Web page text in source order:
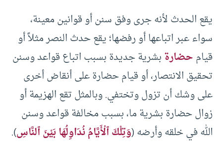
يقع الحدث لأنه جرى وفق سنن أو قوانين معينة،
سواء عبر اتباعها أو رفضها؛ يقع حدث النصر مثلاً أو
قيامحضارةبشرية جديدة بسبب اتباع قواعد وسنن
تحقيق الانتصار، أو قيام حضارة على أنقاض أخرى
على وشك أن تزول وتختفي. وبالمثل تقع الهزيمة أو
زوال حضارة بشرية ما، بسبب مخالفة قواعد وسنن
الله في خلقه وأرضه (وَتِلْكَ ٱلْأَيَّامُ نُدَاوِلُهَا بَيْنَ ٱلنَّاسِ).